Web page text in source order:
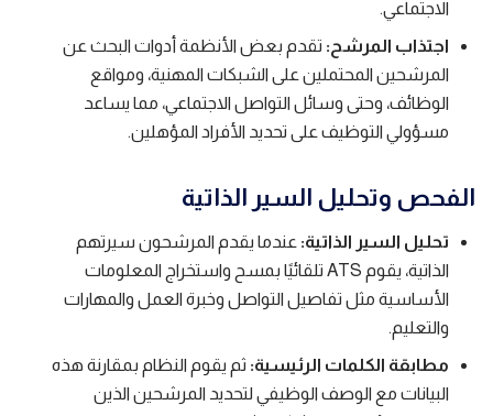
الاجتماعي.
اجتذاب المرشح: تقدم بعض الأنظمة أدوات البحث عن
المرشحين المحتملين على الشبكات المهنية، ومواقع
الوظائف، وحتى وسائل التواصل الاجتماعي، مما يساعد
مسؤولي التوظيف على تحديد الأفراد المؤهلين.
الفحص وتحليل السير الذاتية
تحليل السير الذاتية: عندما يقدم المرشحون سيرتهم
الذاتية، يقوم ATS تلقائيًا بمسح واستخراج المعلومات
الأساسية مثل تفاصيل التواصل وخبرة العمل والمهارات
والتعليم.
مطابقة الكلمات الرئيسية: ثم يقوم النظام بمقارنة هذه
البيانات مع الوصف الوظيفي لتحديد المرشحين الذين